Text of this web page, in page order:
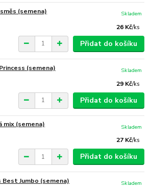
(semena)
26 Kč/ks
Skladem
Přidat do košíku
(semena)
29 Kč/ks
Skladem
Přidat do košíku
mix (semena)
27 Kč/ks
Skladem
Přidat do košíku
Best Jumbo (semena)
Skladem